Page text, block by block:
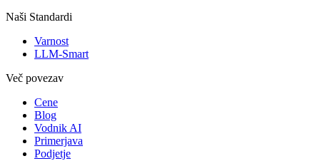
Naši Standardi
Varnost
LLM-Smart
Več povezav
Cene
Blog
Vodnik AI
Primerjava
Podjetje